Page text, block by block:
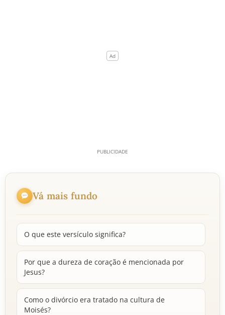
Vá mais fundo
O que este versículo significa?
Por que a dureza de coração é mencionada por
Jesus?
Como o divórcio era tratado na cultura de
Moisés?